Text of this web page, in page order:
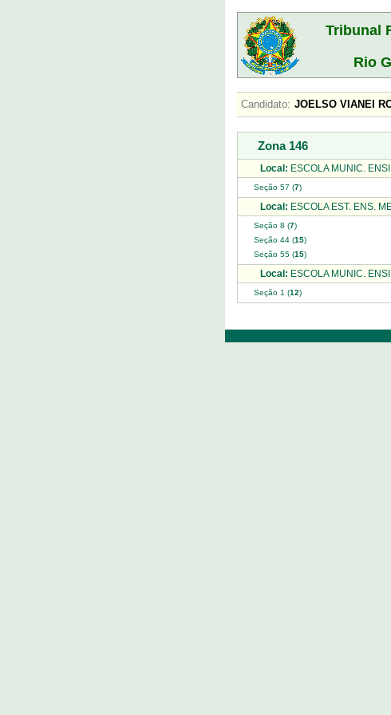
Tribunal
Rio
Candidato: JOELSO VIANEI
Zona 146
Local: ESCOLA MUNIC.
Seção 57 (7)
Local: ESCOLA EST. ENS.
Seção 8 (7)
Seção 44 (15)
Seção 55 (15)
Local: ESCOLA MUNIC.
Seção 1 (12)